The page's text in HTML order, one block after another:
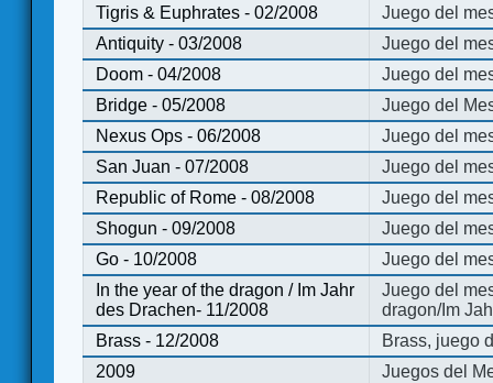
Tigris & Euphrates - 02/2008
Juego del
Antiquity - 03/2008
Juego del
Doom - 04/2008
Juego del
Bridge - 05/2008
Juego del
Nexus Ops - 06/2008
Juego del
San Juan - 07/2008
Juego del
Republic of Rome - 08/2008
Juego del
Shogun - 09/2008
Juego del
Go - 10/2008
Juego del
In the year of the dragon / Im Jahr
des Drachen- 11/2008
Juego del
dragon/Im
Brass - 12/2008
Brass, juego
2009
Juegos del